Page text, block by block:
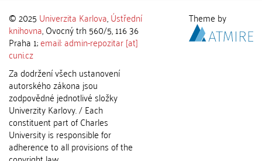
© 2025 Univerzita Karlova,Ústřední
knihovna, Ovocný trh 560/5, 116 36
Praha 1;email: admin-repozitar [at]
cuni.cz
Za dodržení všech ustanovení
autorského zákona jsou
zodpovědné jednotlivé složky
Univerzity Karlovy. / Each
constituent part of Charles
University is responsible for
adherence to all provisions of the
Theme by